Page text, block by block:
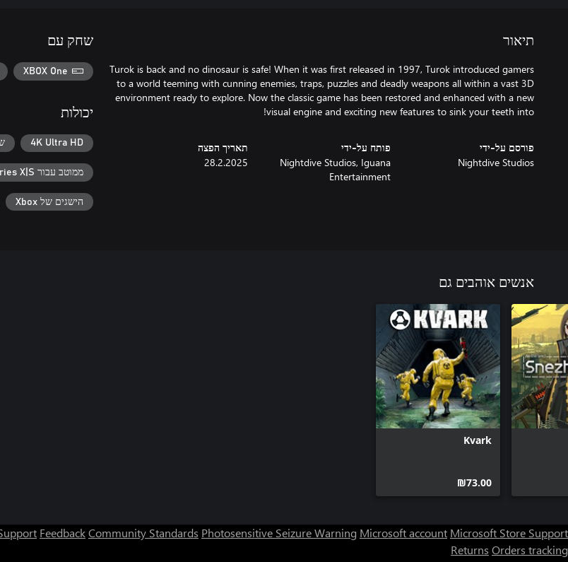
תיאור
Turok is back and no dinosaur is safe! When it was first released in 1997, Turok introduced gamers
to a world teeming with cunning enemies, traps, puzzles and deadly weapons all within a vast 3D
environment ready to explore. Now the classic game has been restored and enhanced with a new
visual engine and exciting new features to sink your teeth into!
פורסם על-ידי
Nightdive Studios
פותח על-ידי
Nightdive Studios, Iguana
Entertainment
תאריך הפצה
28.2.2025
שחק עם
XBOX One
יכולות
4K Ultra HD
ממוטב עבור Xbox Series X|S
הישגים של Xbox
אנשים אוהבים גם
Kvark
‪₪‎73.00‬
FeedbackCommunity Standards Photosensitive Seizure Warning Microsoft account Microsoft Store Support
Returns Orders tracking